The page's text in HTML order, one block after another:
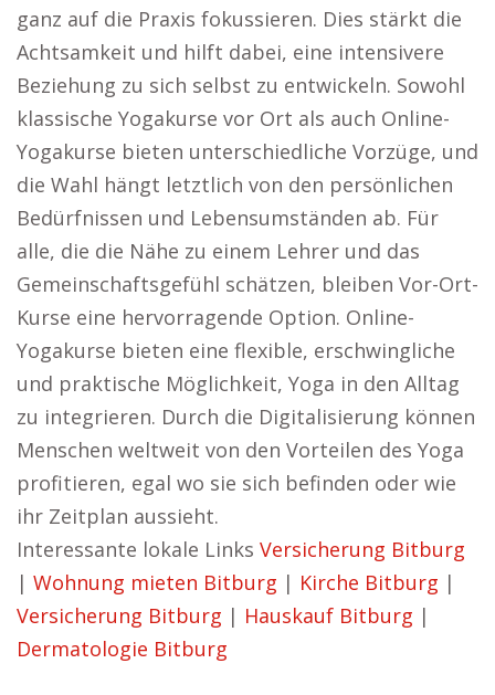
ganz auf die Praxis fokussieren. Dies stärkt die
Achtsamkeit und hilft dabei, eine intensivere
Beziehung zu sich selbst zu entwickeln. Sowohl
klassische Yogakurse vor Ort als auch Online-
Yogakurse bieten unterschiedliche Vorzüge, und
die Wahl hängt letztlich von den persönlichen
Bedürfnissen und Lebensumständen ab. Für
alle, die die Nähe zu einem Lehrer und das
Gemeinschaftsgefühl schätzen, bleiben Vor-Ort-
Kurse eine hervorragende Option. Online-
Yogakurse bieten eine flexible, erschwingliche
und praktische Möglichkeit, Yoga in den Alltag
zu integrieren. Durch die Digitalisierung können
Menschen weltweit von den Vorteilen des Yoga
profitieren, egal wo sie sich befinden oder wie
ihr Zeitplan aussieht.
Interessante lokale Links Versicherung Bitburg
| Wohnung mieten Bitburg | Kirche Bitburg |
Versicherung Bitburg | Hauskauf Bitburg |
Dermatologie Bitburg